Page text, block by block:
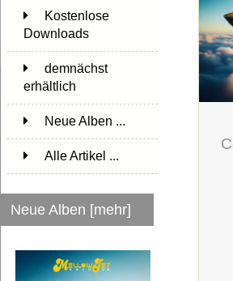
Kostenlose
Downloads
demnächst
erhältlich
Neue Alben ...
Alle Artikel ...
Neue Alben [mehr]